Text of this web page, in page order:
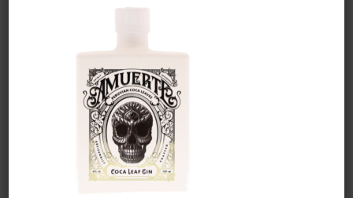
Warning: Trying to access array offset
on value of type null in
/htdocs/drinkjullien.be/wp-
content/themes/oshin/content.php
on line28